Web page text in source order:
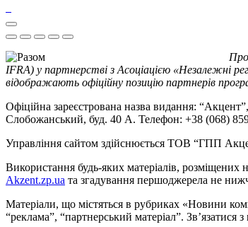
IFRA) у партнерстві з Асоціацією «Незалежні
відображають офіційну позицію партнерів
Офіційна зареєстрована назва видання:
Слобожанський, буд. 40 А. Телефон: +38 (068)
Управління сайтом здійснюється ТОВ “ГПП
Використання будь-яких матеріалів, розміщених
Akzent.zp.ua та згадування першоджерела не
Матеріали, що містяться в рубриках «Новини
“реклама”, “партнерський матеріал”. Зв’язатися